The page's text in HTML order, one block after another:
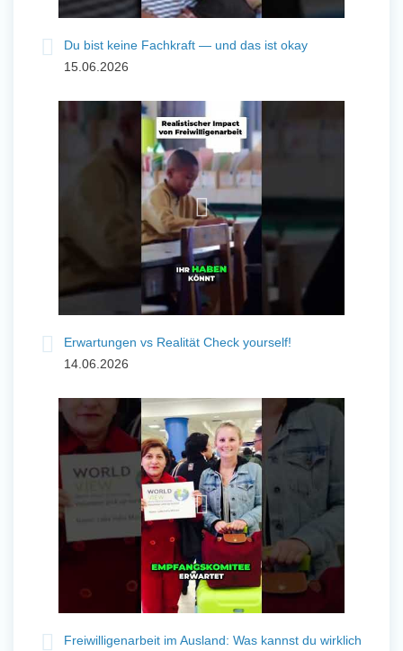
Du bist keine Fachkraft — und das ist okay
15.06.2026
Erwartungen vs Realität Check yourself!
14.06.2026
Freiwilligenarbeit im Ausland: Was kannst du wirklich